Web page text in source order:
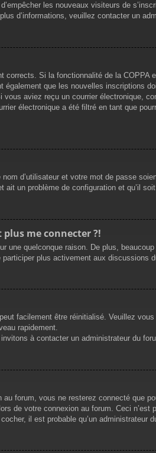
les nouveaux visiteurs de
d’informations, veuillez contacter un
Si la fonctionnalité de la
que les nouvelles inscriptions
aviez reçu un courrier électronique,
électronique a été filtré en tant que
d’utilisateur et votre mot de passe
un problème de configuration et qu’il
plus me connecter ?!
une quelconque raison. De plus,
plus activement aux discussions
facilement être réinitialisé. Veuillez
rapidement.
à contacter un administrateur du
forum, vous ne resterez connecté que
de votre connexion au forum. Ceci
il est probable qu’un administrateur